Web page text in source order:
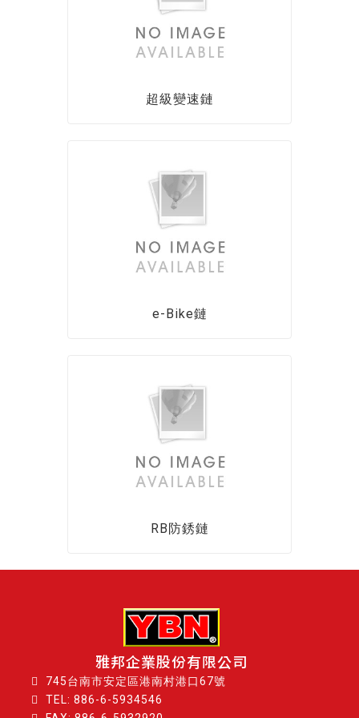
超級變速鏈
e-Bike鏈
RB防銹鏈
雅邦企業股份有限公司
745台南市安定區港南村港口67號
TEL:886-6-5934546